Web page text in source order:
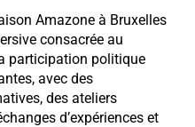
Amazone à Bruxelles
consacrée au
participation politique
avec des
des ateliers
d’expériences et